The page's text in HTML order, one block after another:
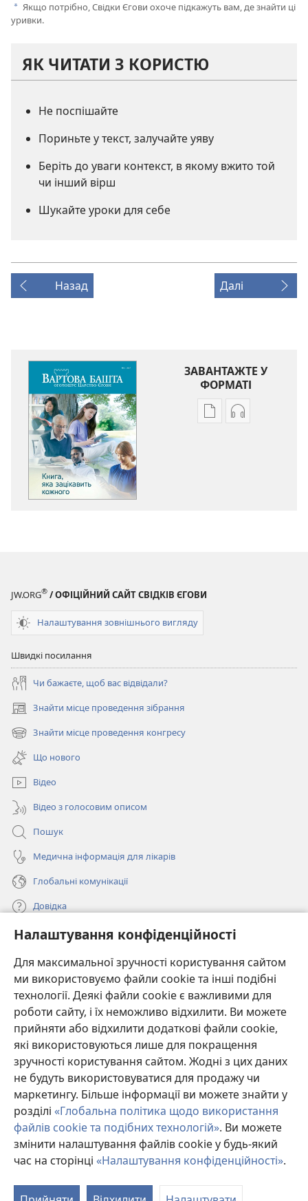
Налаштування конфіденційності
Для максимальної зручності користування сайтом
ми використовуємо файли cookie та інші подібні
технології. Деякі файли cookie є важливими для
роботи сайту, і їх неможливо відхилити. Ви можете
прийняти або відхилити додаткові файли cookie,
які використовуються лише для покращення
зручності користування сайтом. Жодні з цих даних
не будуть використовуватися для продажу чи
маркетингу. Більше інформації ви можете знайти у
розділі «Глобальна політика щодо використання
файлів cookie та подібних технологій». Ви можете
змінити налаштування файлів cookie у будь-який
час на сторінці «Налаштування конфіденційності».
a Якщо потрібно, Свідки Єгови охоче підкажуть вам, де знайти ці
уривки.
ЯК ЧИТАТИ З КОРИСТЮ
Не поспішайте
Пориньте у текст, залучайте уяву
Беріть до уваги контекст, в якому вжито той
чи інший вірш
Шукайте уроки для себе
Назад Далі
ЗАВАНТАЖТЕ У
ФОРМАТІ
ПараметриПараметри
JW.ORG® / ОФІЦІЙНИЙ САЙТ СВІДКІВ ЄГОВИ
Налаштування зовнішнього вигляду
Швидкі посилання
Чи бажаєте, щоб вас відвідали?
Знайти місце проведення зібрання
(відкривається
у
новому
вікні)
Знайти місце проведення конгресу
(відкривається
новому
вікні)
Що нового
Відео
Відео з голосовим описом
Пошук
Медична інформація для лікарів
Глобальні комунікації
Довідка
Пожертви
(відкривається
у
новому
вікні)
ОНЛАЙН-БІБЛІОТЕКА Товариства «Вартова башта»™
(відкривається
у
новому
вікні)
JW Hub ®
(відкривається
у
новомуJW Library
Watchtower Library
Copyright© 2026 Watch Tower Bible and Tract Society of Pennsylvania.
УМОВИ ВИКОРИСТАННЯ|ПОЛІТИКА КОНФІДЕНЦІЙНОСТІ
НАЛАШТУВАННЯ КОНФІДЕНЦІЙНОСТІ